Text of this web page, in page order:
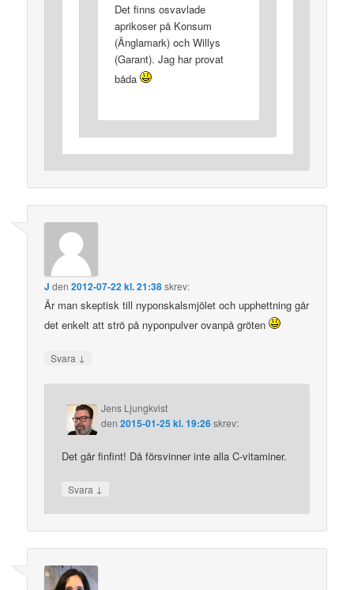
Det finns osvavlade
aprikoser på Konsum
(Änglamark) och Willys
(Garant). Jag har provat
båda
J den2012-07-22 kl. 21:38skrev:
Är man skeptisk till nyponskalsmjölet och upphettning går
det enkelt att strö på nyponpulver ovanpå gröten
Svara ↓
Jens Ljungkvist
den2015-01-25 kl. 19:26skrev:
Det går finfint! Då försvinner inte alla C-vitaminer.
Svara ↓